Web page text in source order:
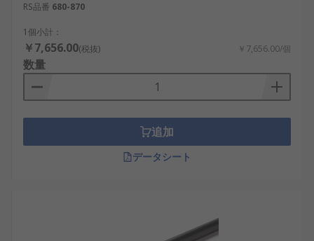
RS品番 680-870
1個小計：
￥7,656.00(税抜) ￥7,656.00/個
数量
追加
データシート